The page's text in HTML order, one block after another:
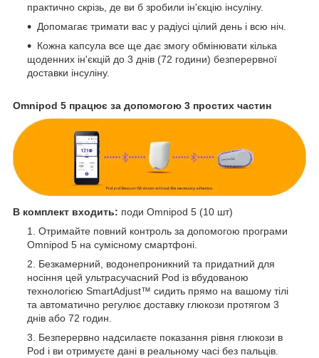
практично скрізь, де ви б зробили ін'єкцію інсуліну.
Допомагає тримати вас у радіусі цілий день і всю ніч.
Кожна капсула все ще дає змогу обмінювати кілька
щоденних ін'єкцій до 3 днів (72 години) безперервної
доставки інсуліну.
Omnipod 5 працює за допомогою 3 простих частин
В комплект входить: поди Omnipod 5 (10 шт)
Отримайте повний контроль за допомогою програми
Omnipod 5 на сумісному смартфоні.
Безкамерний, водонепроникний та придатний для
носіння цей ультрасучасний Pod із вбудованою
технологією SmartAdjust™ сидить прямо на вашому тілі
та автоматично регулює доставку глюкози протягом 3
днів або 72 годин.
Безперервно надсилаєте показання рівня глюкози в
Pod і ви отримуєте дані в реальному часі без пальців.